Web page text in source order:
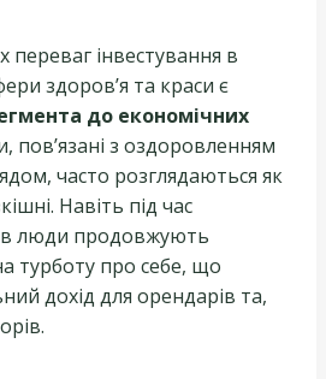
інвестування в
здоров’я та краси є
до економічних
пов’язані з оздоровленням
часто розглядаються як
Навіть під час
люди продовжують
турботу про себе, що
дохід для орендарів та,